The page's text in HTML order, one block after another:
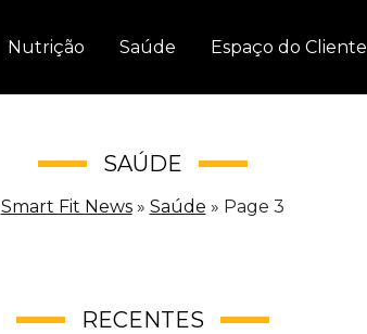
Nutrição Saúde Espaço do Cliente
SAÚDE
Smart Fit News » Saúde » Page 3
RECENTES